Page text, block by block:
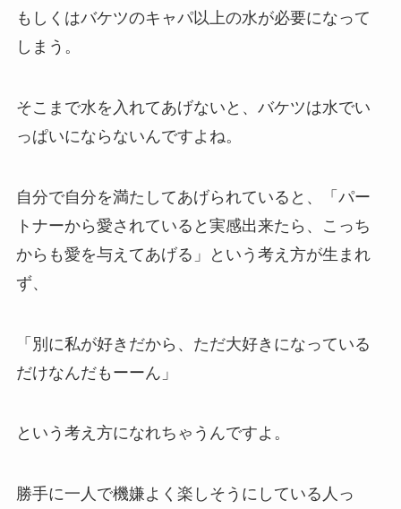
もしくはバケツのキャパ以上の水が必要になって
しまう。
そこまで水を入れてあげないと、バケツは水でい
っぱいにならないんですよね。
自分で自分を満たしてあげられていると、「パー
トナーから愛されていると実感出来たら、こっち
からも愛を与えてあげる」という考え方が生まれ
ず、
「別に私が好きだから、ただ大好きになっている
だけなんだもーーん」
という考え方になれちゃうんですよ。
勝手に一人で機嫌よく楽しそうにしている人っ